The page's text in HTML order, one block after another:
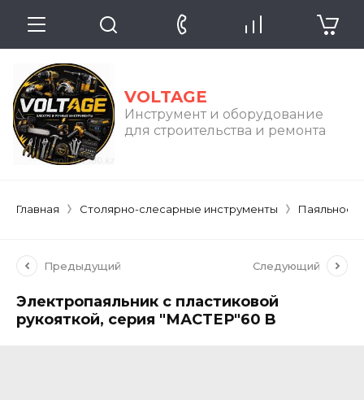
VOLTAGE
Инструмент и оборудование
для строительства и ремонта
Главная Столярно-слесарные инструменты Паяльное
Предыдущий Следующий
Электропаяльник с пластиковой
рукояткой, серия "МАСТЕР"60 B